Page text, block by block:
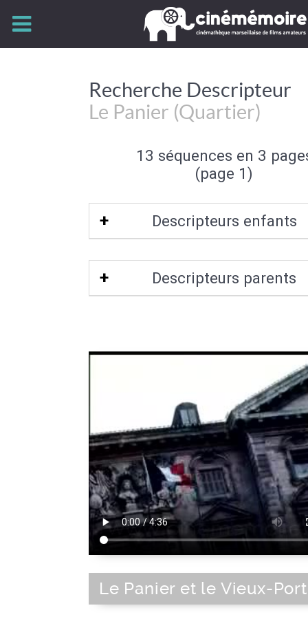
Recherche Descripteur
Le Panier (Quartier)
13 séquences en 3
(page 1)
Descripteurs enfants
Place de Lenche
Descripteurs parents
méditerranéen français|Sud-Est de
Union
Europe
Le Panier et le Vieux-Port